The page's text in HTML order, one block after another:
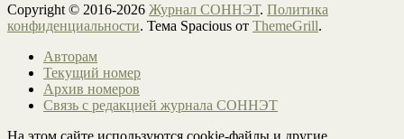
Copyright © 2016-2026 Журнал СОННЭТ. Политика
конфиденциальности. Тема Spacious от ThemeGrill.
Авторам
Текущий номер
Архив номеров
Связь с редакцией журнала СОННЭТ
На этом сайте используются cookie-файлы и другие